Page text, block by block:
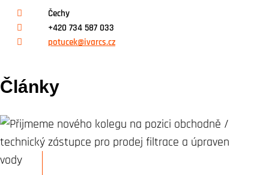
Čechy
+420 734 587 033
potucek@ivarcs.cz
Články